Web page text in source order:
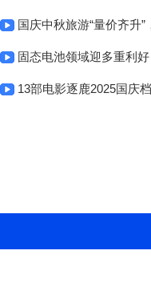
国庆中秋旅游“量价齐升
固态电池领域迎多重利
13部电影逐鹿2025国庆